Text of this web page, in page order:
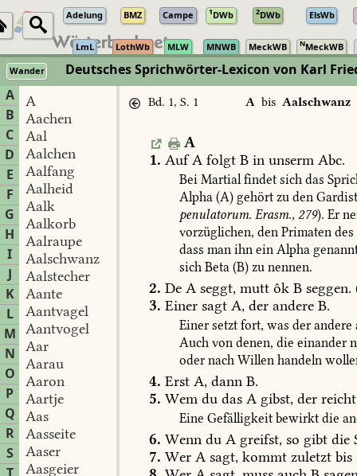
Adelung BMZ Campe 1DWb 2DWb ElsWb
LmL LothWb MLW MNWB MeckWB NMeckWB
Wander
Deutsches Sprichwörter-Lexicon von Karl
A
B
C
D
E
F
G
H
I
J
K
L
M
N
O
P
Q
R
S
A
Aachen
Aal
Aalchen
Aalfang
Aalheid
Aalk
Aalkorb
Aalraupe
Aalschwanz
Aalstecher
Aante
Aantvagel
Aantvogel
Aar
Aarau
Aaron
Aartje
Aas
Aasseite
Aaser
Aasgeier
Bd. 1, S. 1 Abis Aalschwanz
A
1. AufA folgt B in unserm Abc.
BeiMartialfindetsichdas
Alpha(A)gehörtzuden
penulatorum. Erasm., 279). Er
vorzüglichen, denPrimatendes
dass manihneinAlpha
sichBeta(B)zunennen.
2. De A seggt, mutt ôk B seggen.
3. Einer sagt A, der andere B.
Einersetztfort, was derandere
Auchvondenen, die einander
odernachWillenhandeln
4. Erst A, dann B.
5. Wem du das A gibst, der reicht
Eine Gefälligkeitbewirktdie
6. Wenn du A greifst, so gibt die
7. Wer A sagt, kommt zuletzt bis